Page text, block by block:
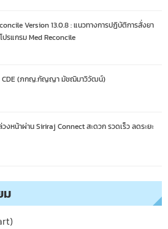
Version 13.0.8 : แนวทางการปฏิบัติการสั่งยา
ปรแกรม Med Reconcile
CDE (ภกญ.กัญญา มัชฌิมาวิวัฒน์)
งหน้าผ่าน Siriraj Connect สะดวก รวดเร็ว ลดระยะ
ม